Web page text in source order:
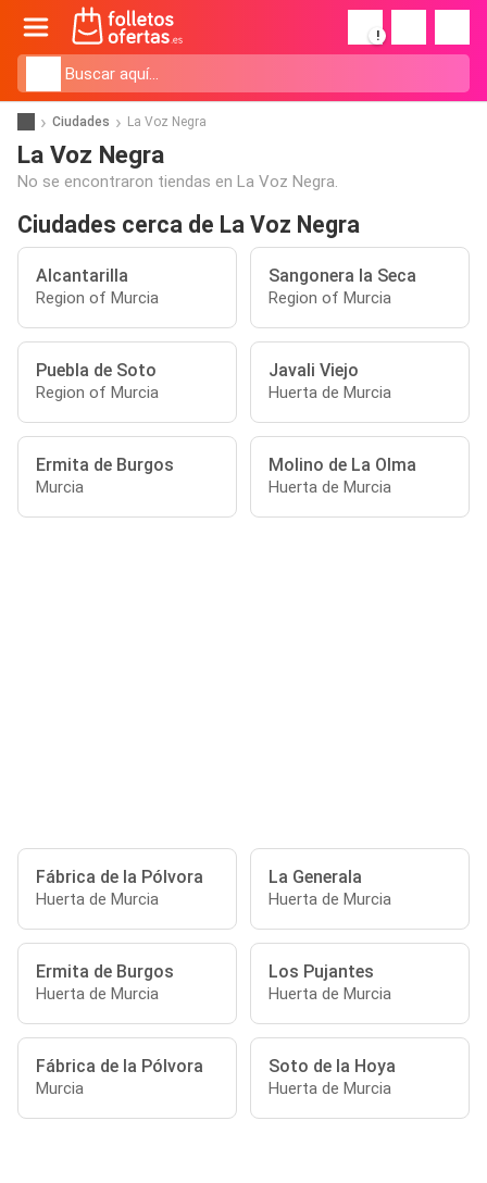
!
Ciudades La Voz Negra
La Voz Negra
No se encontraron tiendas en La Voz Negra.
Ciudades cerca de La Voz Negra
Alcantarilla
Region of Murcia
Sangonera la Seca
Region of Murcia
Puebla de Soto
Region of Murcia
Javali Viejo
Huerta de Murcia
Ermita de Burgos
Murcia
Molino de La Olma
Huerta de Murcia
Fábrica de la Pólvora
Huerta de Murcia
La Generala
Huerta de Murcia
Ermita de Burgos
Huerta de Murcia
Los Pujantes
Huerta de Murcia
Fábrica de la Pólvora
Murcia
Soto de la Hoya
Huerta de Murcia